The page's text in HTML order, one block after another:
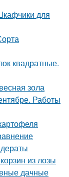
для
квадратные.
зола
Работы
из лозы
дачные